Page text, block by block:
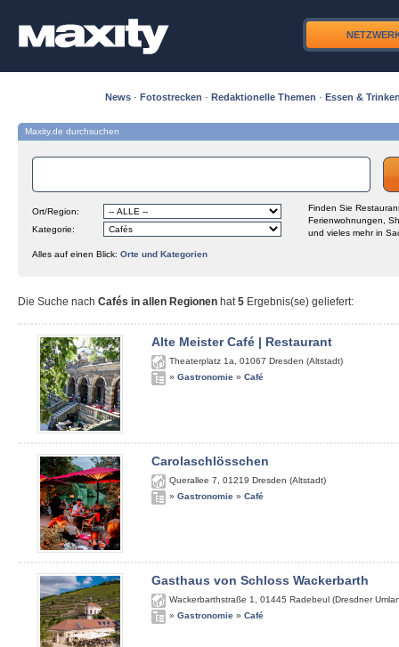
News · Fotostrecken · Redaktionelle Themen · Essen &
Maxity.de durchsuchen
Ort/Region:
Kategorie:
Finden Sie
Ferienwohnungen,
und vieles mehr in
Alles auf einen Blick: Orte und Kategorien
Die Suche nach Cafés in allen Regionen hat5 Ergebnis(se) geliefert:
Alte Meister Café | Restaurant
Theaterplatz 1a 01067 Dresden (Altstadt)
» Gastronomie » Café
Carolaschlösschen
Querallee 7 01219 Dresden (Altstadt)
» Gastronomie » Café
Gasthaus von Schloss Wackerbarth
Wackerbarthstraße 1 01445 Radebeul (Dresdner
» Gastronomie » Café